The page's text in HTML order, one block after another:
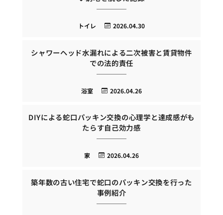
2026.04.30
トイレ
シャワーヘッド水漏れによる二次被害と賃貸物件
での法的責任
2026.04.26
浴室
DIYによる蛇口パッキン交換の心理学と達成感がも
たらす自己効力感
2026.04.26
家
築年数の古い住宅で蛇口のパッキン交換を行った
事例紹介